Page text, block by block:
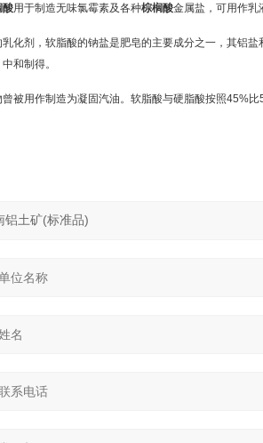
酸用于制造无味氯霉素及各种棕榈酸金属盐，可用作乳
化剂，软脂酸的钠盐是肥皂的主要成分之一，其铝
和制得。
被用作制造为凝固汽油。软脂酸与硬脂酸按照45%